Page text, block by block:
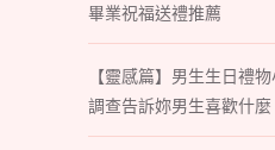
畢業祝福送禮推薦
【靈感篇】男生生日禮
調查告訴妳男生喜歡什麼